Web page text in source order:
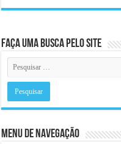
Faça uma busca pelo Site
Menu de Navegação